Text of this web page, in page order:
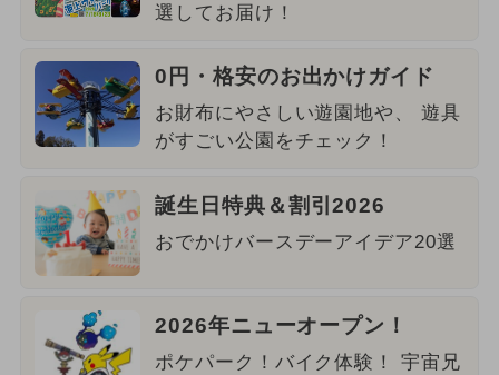
選してお届け！
0円・格安のお出かけガイド
お財布にやさしい遊園地や、 遊具
がすごい公園をチェック！
誕生日特典＆割引2026
おでかけバースデーアイデア20選
2026年ニューオープン！
ポケパーク！バイク体験！ 宇宙兄